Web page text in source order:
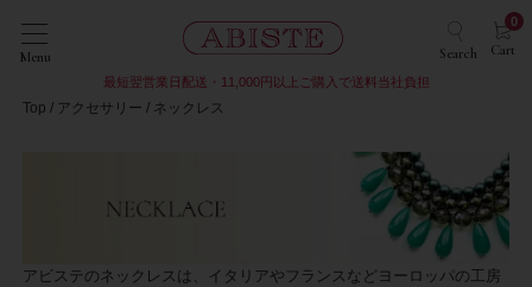
Menu Search Cart
0
最短翌営業日配送・11,000円以上ご購入で送料当社負担
Top アクセサリー ネックレス
アビステのネックレスは、イタリアやフランスなどヨーロッパの工房